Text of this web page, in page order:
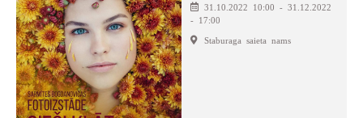
31.10.2022 10:00 - 31.12.2022
- 17:00
Staburaga saieta nams